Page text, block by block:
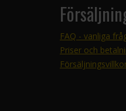
FAQ - vanliga
Priser och